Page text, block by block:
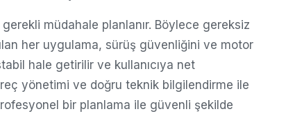
müdahale planlanır. Böylece gereksiz
her uygulama, sürüş güvenliğini ve motor
hale getirilir ve kullanıcıya net
yönetimi ve doğru teknik bilgilendirme ile
bir planlama ile güvenli şekilde